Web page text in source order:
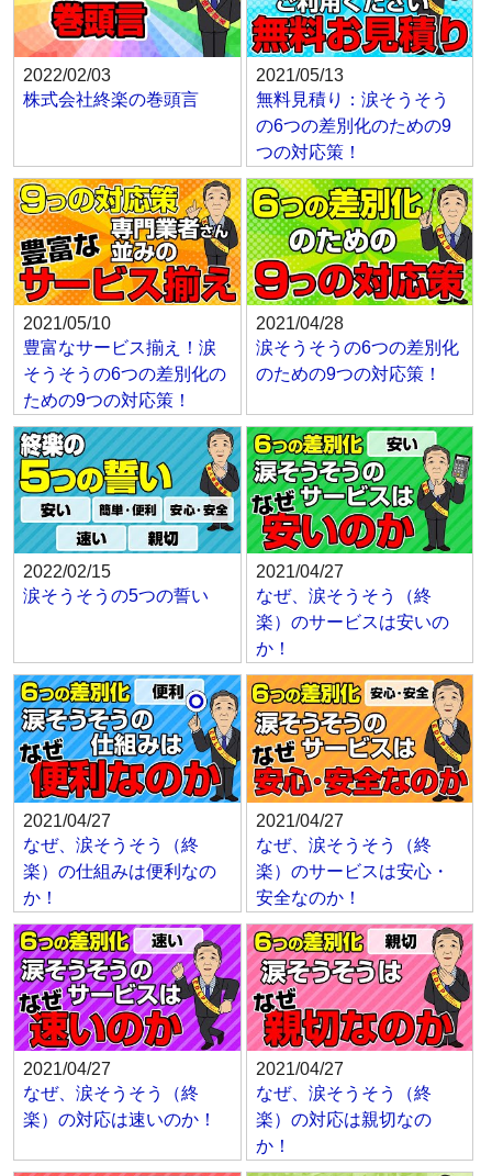
2022/02/03
株式会社終楽の巻頭言
2021/05/13
無料見積り：涙そうそう
の6つの差別化のための9
つの対応策！
2021/05/10
豊富なサービス揃え！涙
そうそうの6つの差別化の
ための9つの対応策！
2021/04/28
涙そうそうの6つの差別化
のための9つの対応策！
2022/02/15
涙そうそうの5つの誓い
2021/04/27
なぜ、涙そうそう（終
楽）のサービスは安いの
か！
2021/04/27
なぜ、涙そうそう（終
楽）の仕組みは便利なの
か！
2021/04/27
なぜ、涙そうそう（終
楽）のサービスは安心・
安全なのか！
2021/04/27
なぜ、涙そうそう（終
楽）の対応は速いのか！
2021/04/27
なぜ、涙そうそう（終
楽）の対応は親切なの
か！